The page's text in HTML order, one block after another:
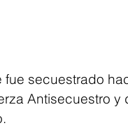
secuestrado
Antisecuestro y